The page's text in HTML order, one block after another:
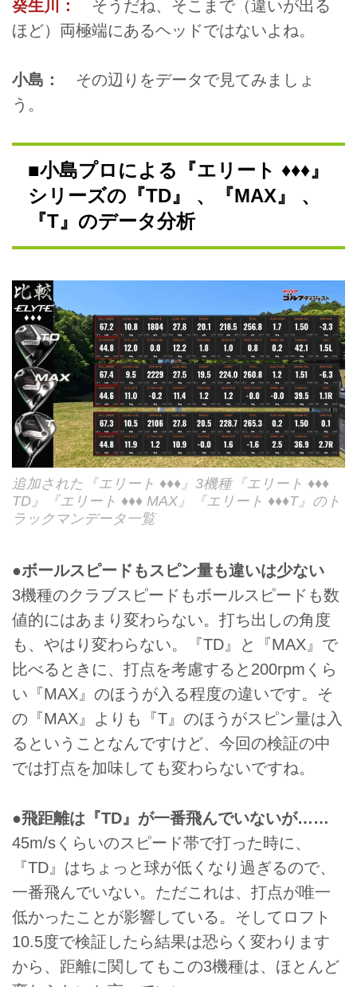
癸生川：
そうだね、そこまで（違いが出る
ほど）両極端にあるヘッドではないよね。
小島：
その辺りをデータで見てみましょ
う。
■小島プロによる『エリート ♦♦♦』
シリーズの『TD』 、『MAX』 、
『T』のデータ分析
追加された『エリート ♦♦♦』3機種『エリート ♦♦♦
TD』『エリート ♦♦♦ MAX』『エリート ♦♦♦T』のト
ラックマンデータ一覧
●ボールスピードもスピン量も違いは少ない
3機種のクラブスピードもボールスピードも数
値的にはあまり変わらない。打ち出しの角度
も、やはり変わらない。『TD』と『MAX』で
比べるときに、打点を考慮すると200rpmくら
い『MAX』のほうが入る程度の違いです。そ
の『MAX』よりも『T』のほうがスピン量は入
るということなんですけど、今回の検証の中
では打点を加味しても変わらないですね。
●飛距離は『TD』が一番飛んでいないが……
45m/sくらいのスピード帯で打った時に、
『TD』はちょっと球が低くなり過ぎるので、
一番飛んでいない。ただこれは、打点が唯一
低かったことが影響している。そしてロフト
10.5度で検証したら結果は恐らく変わります
から、距離に関してもこの3機種は、ほとんど